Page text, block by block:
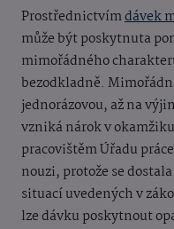
Prostřednictvímdávek
může být poskytnuta
mimořádného
bezodkladně.
jednorázovou, až na
vzniká nárok v
pracovištěm Úřadu
nouzi, protože se
situací uvedených v
lze dávku poskytnout